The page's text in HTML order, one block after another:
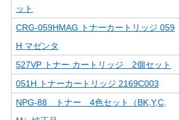
ット
CRG-059HMAG トナーカートリッジ 059
H マゼンタ
527VP トナー カートリッジ 2個セット
051H トナーカートリッジ 2169C003
NPG-88 トナー 4色セット（BK,Y,C,